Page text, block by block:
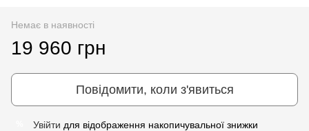
Немає в наявності
19 960 грн
Повідомити, коли з'явиться
Увійти для відображення накопичувальної знижки